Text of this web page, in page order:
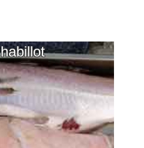
habillot